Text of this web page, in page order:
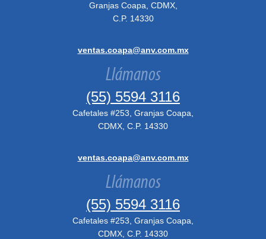
Granjas Coapa, CDMX,
C.P. 14330
ventas.coapa@anv.com.mx
Llámanos
(55) 5594 3116
Cafetales #253, Granjas Coapa,
CDMX, C.P. 14330
ventas.coapa@anv.com.mx
Llámanos
(55) 5594 3116
Cafetales #253, Granjas Coapa,
CDMX, C.P. 14330